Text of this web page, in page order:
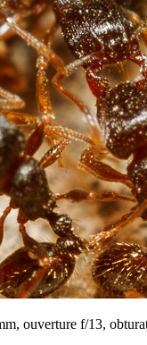
ouverture f/13,